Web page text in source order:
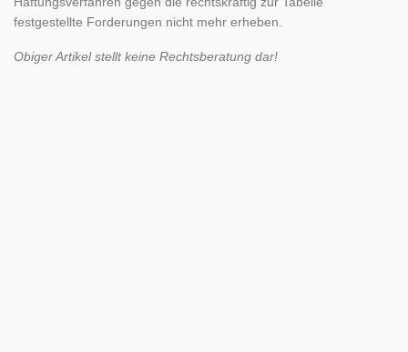
festgestellte Forderungen nicht mehr erheben.
Obiger Artikel stellt keine Rechtsberatung dar!